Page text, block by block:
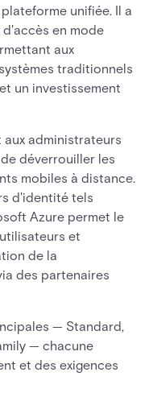
unifiée. Il a
en mode
aux
traditionnels
un investissement
administrateurs
déverrouiller les
mobiles à distance.
d'identité tels
Azure permet le
et
de la
des partenaires
— Standard,
— chacune
et des exigences